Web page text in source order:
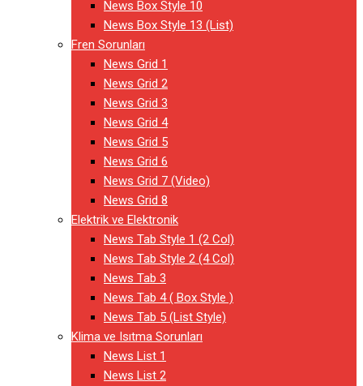
News Box Style 10
News Box Style 13 (List)
Fren Sorunları
News Grid 1
News Grid 2
News Grid 3
News Grid 4
News Grid 5
News Grid 6
News Grid 7 (Video)
News Grid 8
Elektrik ve Elektronik
News Tab Style 1 (2 Col)
News Tab Style 2 (4 Col)
News Tab 3
News Tab 4 ( Box Style )
News Tab 5 (List Style)
Klima ve Isıtma Sorunları
News List 1
News List 2